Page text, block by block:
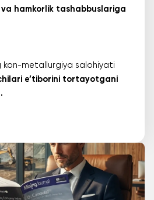
hamkorlik tashabbuslariga
kon-metallurgiya salohiyati
e’tiborini tortayotgani